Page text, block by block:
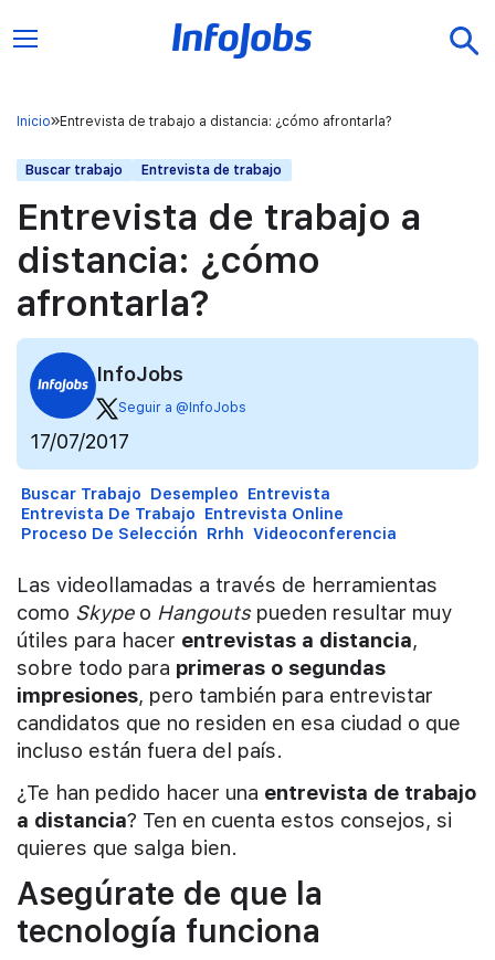
Inicio Entrevista de trabajo a distancia: ¿cómo afrontarla?
Buscar trabajo Entrevista de trabajo
Entrevista de trabajo a
distancia: ¿cómo
afrontarla?
InfoJobs
Seguir a @InfoJobs
17/07/2017
Buscar Trabajo Desempleo Entrevista
Entrevista De Trabajo Entrevista Online
Proceso De Selección Rrhh Videoconferencia
Las videollamadas a través de herramientas
como Skypeo Hangoutspueden resultar muy
útiles para hacer entrevistas a distancia,
sobre todo para primeras o segundas
impresiones, pero también para entrevistar
candidatos que no residen en esa ciudad o que
incluso están fuera del país.
¿Te han pedido hacer una entrevista de trabajo
a distancia? Ten en cuenta estos consejos, si
quieres que salga bien.
Asegúrate de que la
tecnología funciona